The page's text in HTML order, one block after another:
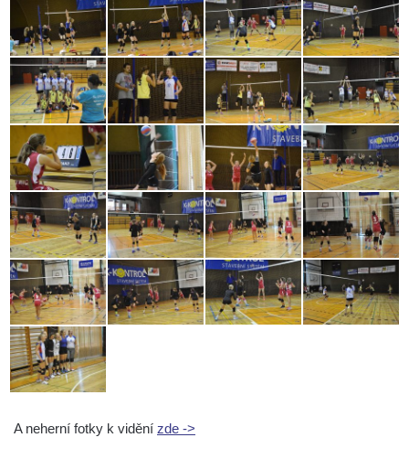
A neherní fotky k vidění zde ->